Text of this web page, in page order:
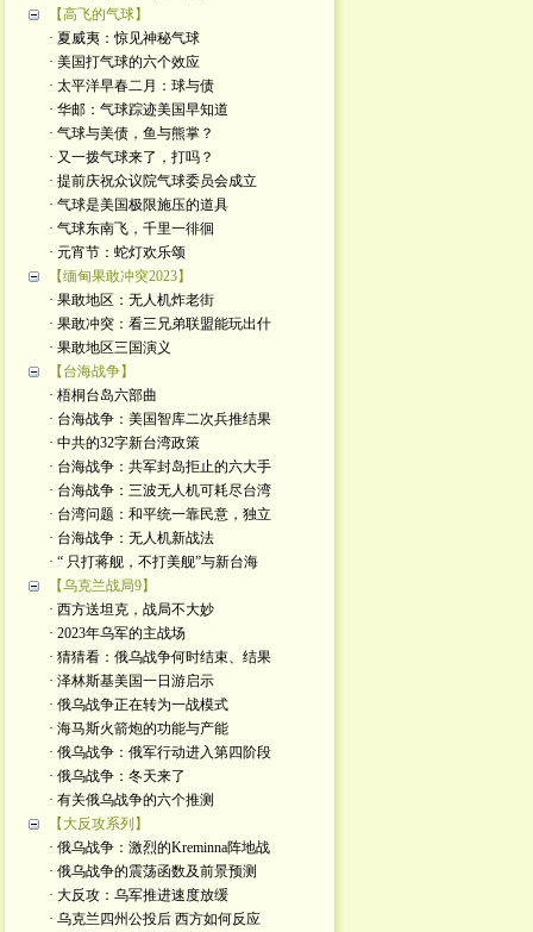
【高飞的气球】
· 夏威夷：惊见神秘气球
· 美国打气球的六个效应
· 太平洋早春二月：球与债
· 华邮：气球踪迹美国早知道
· 气球与美债，鱼与熊掌？
· 又一拨气球来了，打吗？
· 提前庆祝众议院气球委员会成立
· 气球是美国极限施压的道具
· 气球东南飞，千里一徘徊
· 元宵节：蛇灯欢乐颂
【缅甸果敢冲突2023】
· 果敢地区：无人机炸老街
· 果敢冲突：看三兄弟联盟能玩出什
· 果敢地区三国演义
【台海战争】
· 梧桐台岛六部曲
· 台海战争：美国智库二次兵推结果
· 中共的32字新台湾政策
· 台海战争：共军封岛拒止的六大手
· 台海战争：三波无人机可耗尽台湾
· 台湾问题：和平统一靠民意，独立
· 台海战争：无人机新战法
· “ 只打蒋舰，不打美舰”与新台海
【乌克兰战局9】
· 西方送坦克，战局不大妙
· 2023年乌军的主战场
· 猜猜看：俄乌战争何时结束、结果
· 泽林斯基美国一日游启示
· 俄乌战争正在转为一战模式
· 海马斯火箭炮的功能与产能
· 俄乌战争：俄军行动进入第四阶段
· 俄乌战争：冬天来了
· 有关俄乌战争的六个推测
【大反攻系列】
· 俄乌战争：激烈的Kreminna阵地战
· 俄乌战争的震荡函数及前景预测
· 大反攻：乌军推进速度放缓
· 乌克兰四州公投后 西方如何反应